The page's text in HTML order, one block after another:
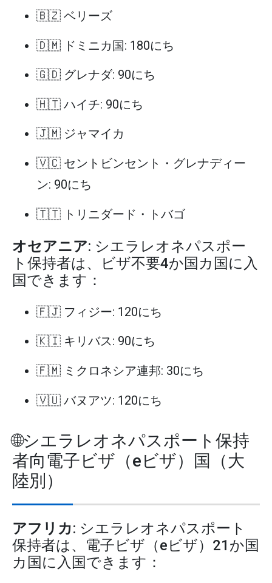
🇧🇿 ベリーズ
🇩🇲 ドミニカ国: 180にち
🇬🇩 グレナダ: 90にち
🇭🇹 ハイチ: 90にち
🇯🇲 ジャマイカ
🇻🇨 セントビンセント・グレナディー
ン: 90にち
🇹🇹 トリニダード・トバゴ
オセアニア: シエラレオネパスポー
ト保持者は、ビザ不要4か国カ国に入
国できます：
🇫🇯 フィジー: 120にち
🇰🇮 キリバス: 90にち
🇫🇲 ミクロネシア連邦: 30にち
🇻🇺 バヌアツ: 120にち
🌐シエラレオネパスポート保持
者向電子ビザ（eビザ）国（大
陸別）
アフリカ: シエラレオネパスポート
保持者は、電子ビザ（eビザ）21か国
カ国に入国できます：